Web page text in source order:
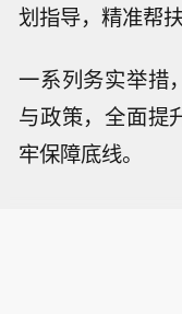
划指导，精准帮
一系列务实举措
与政策，全面提
牢保障底线。